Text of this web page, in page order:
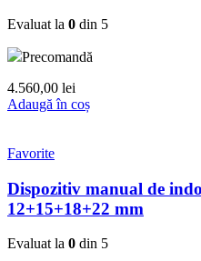
Evaluat la 0 din 5
Precomandă
4.560,00 lei
Adaugă în coș
Favorite
Dispozitiv manual de
12+15+18+22 mm
Evaluat la 0 din 5